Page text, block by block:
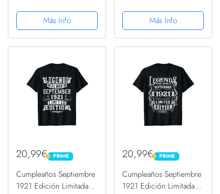
Más Info
Más Info
20,99€ PRIME
PRIME
Cumpleaños Septiembre
1921 Edición Limitada
20,99€ PRIME
PRIME
Cumpleaños Septiembre
1921 Edición Limitada